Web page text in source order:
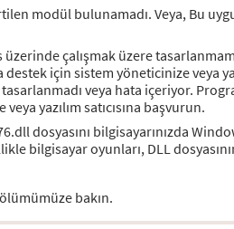
modül bulunamadı. Veya, Bu
çalışmak üzere
için sistem yöneticinize veya
veya hata içeriyor.
yazılım satıcısına başvurun.
dosyasını bilgisayarınızda
bilgisayar oyunları, DLL
bakın.